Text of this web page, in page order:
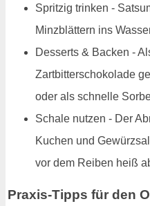
Spritzig trinken -
Minzblättern ins
Desserts & Backen -
Zartbitterschokolade
oder als schnelle
Schale nutzen - Der
Kuchen und
vor dem Reiben heiß
Praxis-Tipps für den